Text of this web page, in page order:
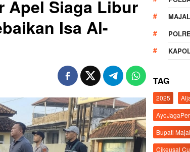
Apel Siaga Libur
Isa Al-
TAG
2025
Bupati
Cikeusal